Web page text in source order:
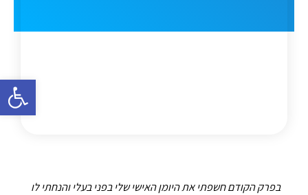
פתח
בפרק הקודם חשפתי את היומן האישי שלי בפני בעלי והנחתי לו